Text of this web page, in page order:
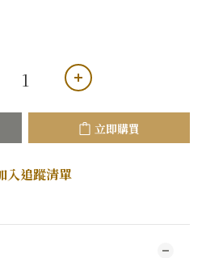
立即購買
入追蹤清單